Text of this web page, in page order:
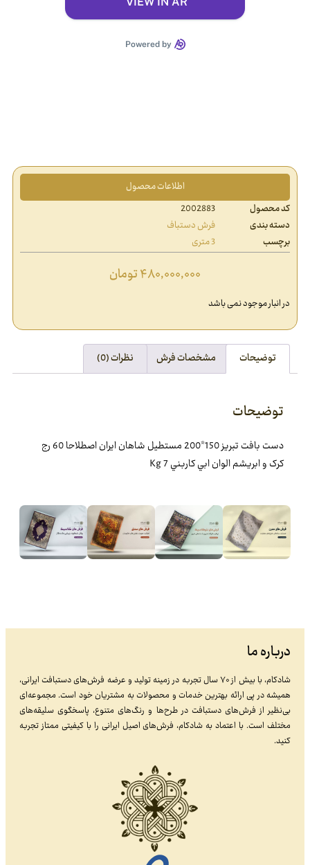
اطلاعات محصول
کد محصول
2002883
دسته بندی
فرش دستباف
برچسب
3 متری
۴۸۰,۰۰۰,۰۰۰تومان
در انبار موجود نمی باشد
توضیحات مشخصات فرش نظرات (0)
توضیحات
دست بافت تبريز 150*200 مستطيل شاهان ايران اصطلاحا 60 رج
کرک و ابريشم الوان ابي کاربني 7 Kg
درباره ما
شادکام، با بیش از ۷۰ سال تجربه در زمینه تولید و عرضه فرش‌های دستبافت ایرانی،
همیشه در پی ارائه بهترین خدمات و محصولات به مشتریان خود است. مجموعه‌ای
بی‌نظیر از فرش‌های دستبافت در طرح‌ها و رنگ‌های متنوع، پاسخگوی سلیقه‌های
مختلف است. با اعتماد به شادکام، فرش‌های اصیل ایرانی را با کیفیتی ممتاز تجربه
کنید.